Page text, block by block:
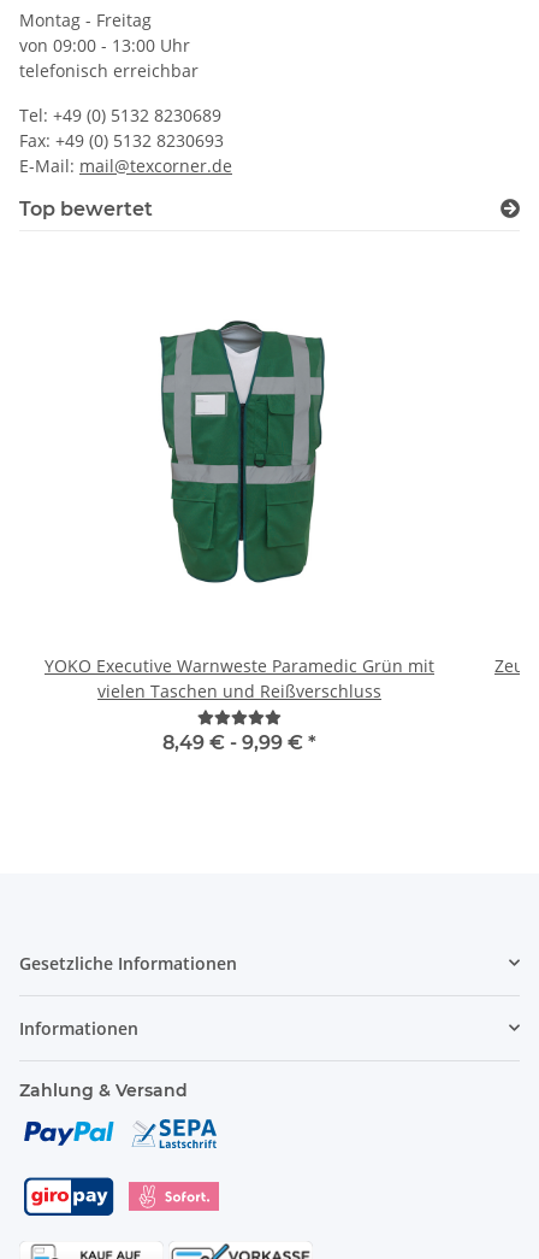
Montag - Freitag
von 09:00 - 13:00 Uhr
telefonisch erreichbar
Tel: +49 (0) 5132 8230689
Fax: +49 (0) 5132 8230693
E-Mail: mail@texcorner.de
Top bewertet
YOKO Executive Warnweste Paramedic Grün mit
vielen Taschen und Reißverschluss
8,49 € - 9,99 € *
Gesetzliche Informationen
Informationen
Zahlung & Versand